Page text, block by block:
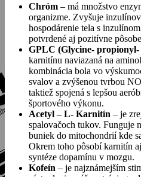
Chróm – má množstvo
organizme. Zvyšuje
hospodárenie tela s
potvrdené aj pozitívne
GPLC (Glycine-
karnitínu naviazaná na
kombinácia bola vo
svalov a zvýšenou tvrbou
taktiež spojená s lepšou
športového výkonu.
Acetyl – L- Karnitín – je
spalovačoch tukov. Funguje
buniek do mitochondrií kde
Okrem toho pôsobí karnitín
syntéze dopamínu v mozgu.
Kofeín – je najznámejším